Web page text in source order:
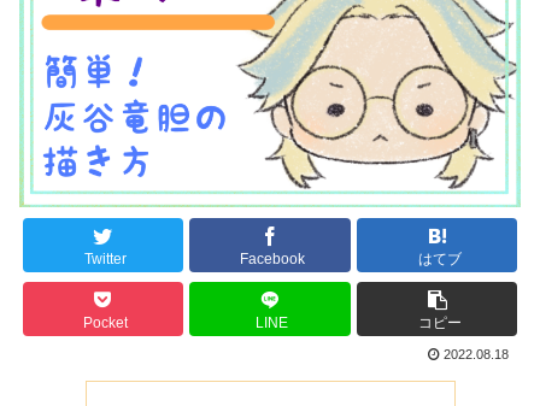
Twitter Facebook はてブ
Pocket LINE コピー
2022.08.18